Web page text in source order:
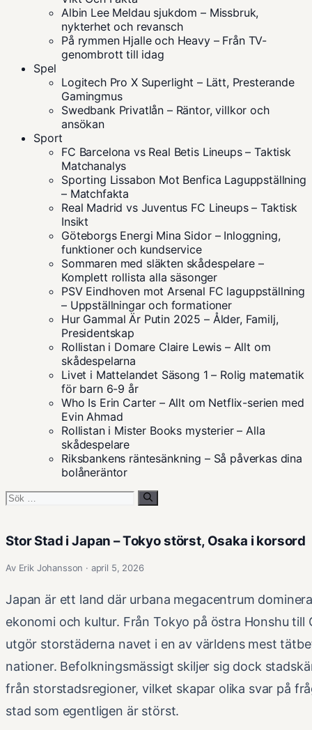
Albin Lee Meldau sjukdom – Missbruk,
nykterhet och revansch
På rymmen Hjalle och Heavy – Från TV-
genombrott till idag
Spel
Logitech Pro X Superlight – Lätt, Presterande
Gamingmus
Swedbank Privatlån – Räntor, villkor och
ansökan
Sport
FC Barcelona vs Real Betis Lineups – Taktisk
Matchanalys
Sporting Lissabon Mot Benfica Laguppställning
– Matchfakta
Real Madrid vs Juventus FC Lineups – Taktisk
Insikt
Göteborgs Energi Mina Sidor – Inloggning,
funktioner och kundservice
Sommaren med släkten skådespelare –
Komplett rollista alla säsonger
PSV Eindhoven mot Arsenal FC laguppställning
– Uppställningar och formationer
Hur Gammal Är Putin 2025 – Ålder, Familj,
Presidentskap
Rollistan i Domare Claire Lewis – Allt om
skådespelarna
Livet i Mattelandet Säsong 1 – Rolig matematik
för barn 6-9 år
Who Is Erin Carter – Allt om Netflix-serien med
Evin Ahmad
Rollistan i Mister Books mysterier – Alla
skådespelare
Riksbankens räntesänkning – Så påverkas dina
bolåneräntor
Sök
Stor Stad i Japan – Tokyo störst, Osaka i korsord
Av Erik Johansson · april 5, 2026
Japan är ett land där urbana megacentrum
ekonomi och kultur. Från Tokyo på östra Honshu till
utgör storstäderna navet i en av världens mest
nationer. Befolkningsmässigt skiljer sig dock
från storstadsregioner, vilket skapar olika svar på
stad som egentligen är störst.